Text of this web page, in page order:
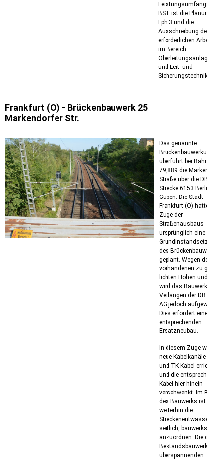
Leistungsumfangs von
BST ist die Planung ab
Lph 3 und die
Ausschreibung der
erforderlichen Arbeiten
im Bereich
Oberleitungsanlagen
und Leit- und
Sicherungstechnik.
Frankfurt (O) - Brückenbauwerk 25
Markendorfer Str.
Das genannte
Brückenbauwerkund
überführt bei Bahn-km
79,889 die
Straße über die DB-
Strecke 6153 Berlin -
Guben. Die Stadt
Frankfurt (O) hatte im
Zuge der
Straßenausbaus
ursprünglich eine
Grundinstandsetzung
des Brückenbauwerkes
geplant. Wegen den
vorhandenen zu
lichten Höhen und
wird das Bauwerk auf
Verlangen der DB Netz
AG jedoch aufgeweitet.
Dies erfordert einen
entsprechenden
Ersatzneubau.
In diesem Zuge werden
neue Kabelkanäle für
und TK-Kabel errichtet
und die
Kabel hier hinein
verschwenkt. Im
des Bauwerks ist
weiterhin die
Streckenentwässerung
seitlich, bauwerksnah
anzuordnen. Die das
Bestandsbauwerk
überspannenden